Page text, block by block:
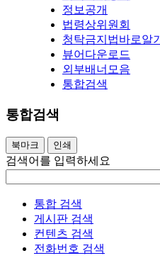
정보공개
법령상위원회
청탁금지법바로알기
뷰어다운로드
외부배너모음
통합검색
통합검색
북마크 인쇄
검색어를 입력하세요
통합 검색
게시판 검색
컨텐츠 검색
전화번호 검색